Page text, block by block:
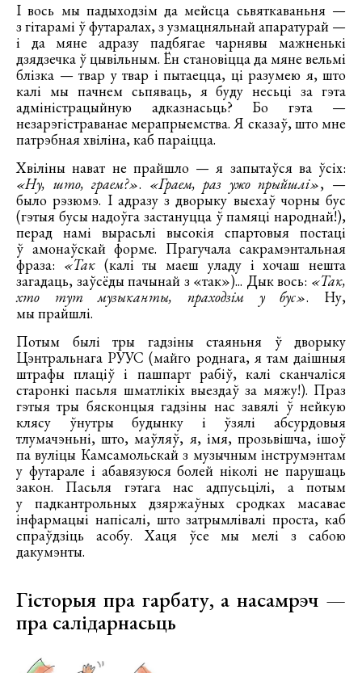
І вось мы падыходзім да мейсца сьвяткаваньня —
з гітарамі ў футаралах, з узмацняльнай апаратурай —
і да мяне адразу падбягае чарнявы мажненькі
дзядзечка ў цывільным. Ён становіцца да мяне вельмі
блізка — твар у твар і пытаецца, ці разумею я, што
калі мы пачнем сьпяваць, я буду несьці за гэта
адміністрацыйную адказнасьць? Бо гэта —
незарэгістраванае мерапрыемства. Я сказаў, што мне
патрэбная хвіліна, каб параіцца.
Хвіліны нават не прайшло — я запытаўся ва ўсіх:
«Ну, што, граем?». «Граем, раз ужо прыйшлі», —
было рэзюмэ. І адразу з дворыку выехаў чорны бус
(гэтыя бусы надоўга застануцца ў памяці народнай!),
перад намі вырасьлі высокія спартовыя постаці
ў амонаўскай форме. Прагучала сакрамэнтальная
фраза: «Так(калі ты маеш уладу і хочаш нешта
загадаць, заўсёды пачынай з «так»)... Дык вось: «Так,
хто тут музыканты, праходзім у бус». Ну,
мы прайшлі.
Потым былі тры гадзіны стаяньня ў дворыку
Цэнтральнага РУУС (майго роднага, я там даішныя
штрафы плаціў і пашпарт рабіў, калі сканчаліся
старонкі пасьля шматлікіх выездаў за мяжу!). Праз
гэтыя тры бясконцыя гадзіны нас завялі ў нейкую
клясу ўнутры будынку і ўзялі абсурдовыя
тлумачэньні, што, маўляў, я, імя, прозьвішча, ішоў
па вуліцы Камсамольскай з музычным інструмэнтам
у футарале і абавязуюся болей ніколі не парушаць
закон. Пасьля гэтага нас адпусьцілі, а потым
у падкантрольных дзяржаўных сродках масавае
інфармацыі напісалі, што затрымлівалі проста, каб
спраўдзіць асобу. Хаця ўсе мы мелі з сабою
дакумэнты.
Гісторыя пра гарбату, а насамрэч —
пра салідарнасьць